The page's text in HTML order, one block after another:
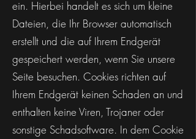
ein. Hierbei handelt es sich um kleine
Dateien, die Ihr Browser automatisch
erstellt und die auf Ihrem Endgerät
gespeichert werden, wenn Sie unsere
Seite besuchen. Cookies richten auf
Ihrem Endgerät keinen Schaden an und
enthalten keine Viren, Trojaner oder
sonstige Schadsoftware. In dem Cookie